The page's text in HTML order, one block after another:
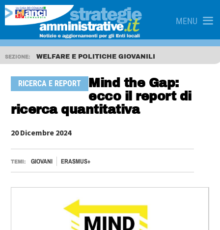
MENU
SEZIONE: WELFARE E POLITICHE GIOVANILI
RICERCA E REPORT
Mind the Gap:
ecco il report di
ricerca quantitativa
20 Dicembre 2024
TEMI: GIOVANI ERASMUS+